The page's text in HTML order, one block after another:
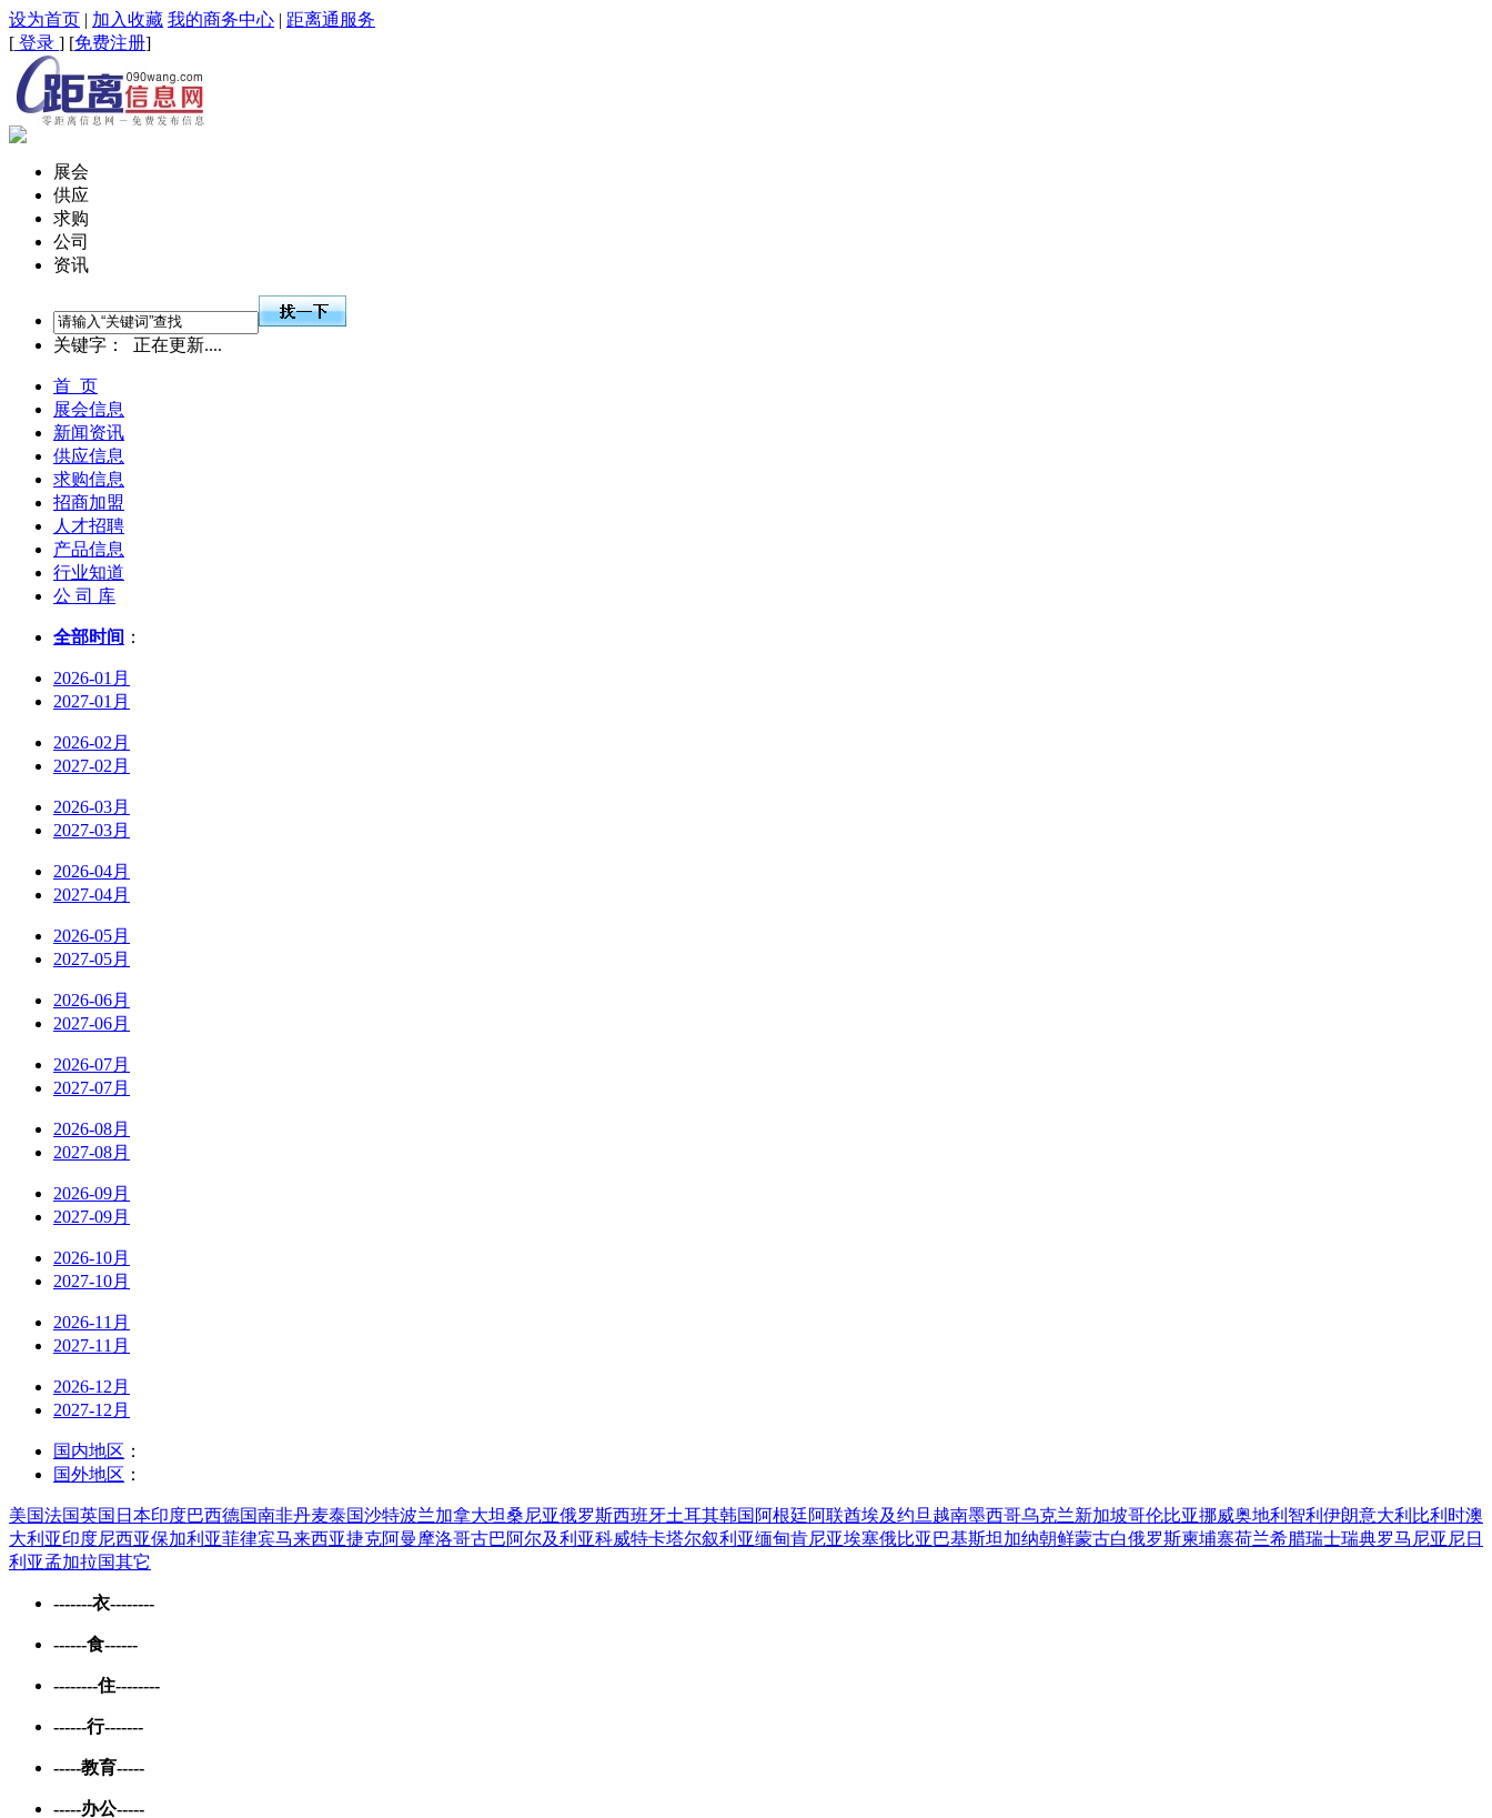
设为首页 | 加入收藏 我的商务中心 | 距离通服务
[ 登录 ] [免费注册]
展会
供应
求购
公司
资讯
关键字： 正在更新....
首 页
展会信息
新闻资讯
供应信息
求购信息
招商加盟
人才招聘
产品信息
行业知道
公 司 库
全部时间 ：
2026-01月
2027-01月
2026-02月
2027-02月
2026-03月
2027-03月
2026-04月
2027-04月
2026-05月
2027-05月
2026-06月
2027-06月
2026-07月
2027-07月
2026-08月
2027-08月
2026-09月
2027-09月
2026-10月
2027-10月
2026-11月
2027-11月
2026-12月
2027-12月
国内地区 ：
国外地区 ：
美国法国英国 日本印度巴西德国南非丹麦泰国沙特波兰加拿大坦桑尼亚俄罗斯西班牙土耳其韩国 阿根廷阿联酋埃及约旦 越南墨西哥乌克兰新加坡哥伦比亚挪威奥地利 智利 伊朗意大利 比利时澳
大利亚印度尼西亚保加利亚菲律宾马来西亚捷克阿曼 摩洛哥古巴阿尔及利亚科威特卡塔尔叙利亚缅甸肯尼亚埃塞俄比亚 巴基斯坦 加纳朝鲜蒙古白俄罗斯柬埔寨荷兰希腊瑞士瑞典罗马尼亚 尼日
利亚孟加拉国其它
-------衣--------
------食------
--------住--------
------行-------
-----教育-----
-----办公-----